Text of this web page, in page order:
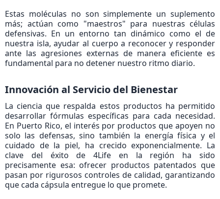
Estas moléculas no son simplemente un suplemento
más; actúan como "maestros" para nuestras células
defensivas. En un entorno tan dinámico como el de
nuestra isla, ayudar al cuerpo a reconocer y responder
ante las agresiones externas de manera eficiente es
fundamental para no detener nuestro ritmo diario.
Innovación al Servicio del Bienestar​
La ciencia que respalda estos productos ha permitido
desarrollar fórmulas específicas para cada necesidad.
En Puerto Rico, el interés por productos que apoyen no
solo las defensas, sino también la energía física y el
cuidado de la piel, ha crecido exponencialmente. La
clave del éxito de 4Life en la región ha sido
precisamente esa: ofrecer productos patentados que
pasan por rigurosos controles de calidad, garantizando
que cada cápsula entregue lo que promete.